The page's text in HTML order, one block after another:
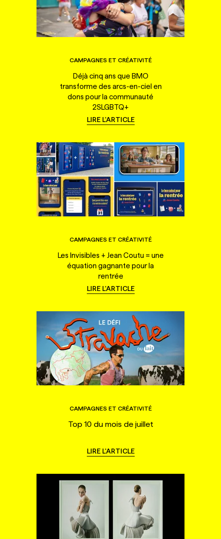
CAMPAGNES ET CRÉATIVITÉ
Déjà cinq ans que BMO
transforme des arcs-en-ciel en
dons pour la communauté
2SLGBTQ+
LIRE L'ARTICLE
CAMPAGNES ET CRÉATIVITÉ
Les Invisibles + Jean Coutu = une
équation gagnante pour la
rentrée
LIRE L'ARTICLE
CAMPAGNES ET CRÉATIVITÉ
Top 10 du mois de juillet
LIRE L'ARTICLE